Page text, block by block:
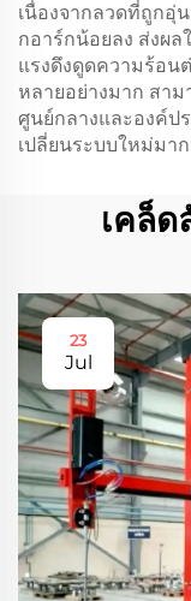
เนื่องจากลวดที่ถูกอุ่
กอาร์กน้อยลง ส่งผ
แรงดึงดูดความร้อน
หลายอย่างมาก สา
ศูนย์กลางและองค์ป
เปลี่ยนระบบใหม่มา
เคล็ด
23
Jul